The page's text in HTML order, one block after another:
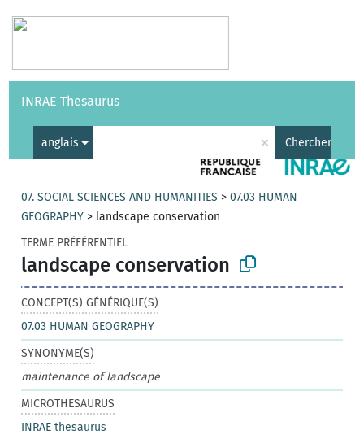
Vocabulaires API
INRAE Thesaurus
anglais × Chercher
07. SOCIAL SCIENCES AND HUMANITIES >07.03 HUMAN
GEOGRAPHY > landscape conservation
TERME PRÉFÉRENTIEL
landscape conservation
CONCEPT(S) GÉNÉRIQUE(S)
07.03 HUMAN GEOGRAPHY
SYNONYME(S)
maintenance of landscape
MICROTHESAURUS
INRAE thesaurus